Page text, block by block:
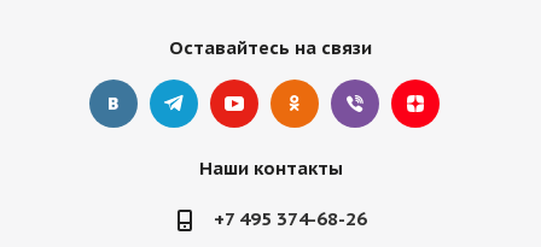
Оставайтесь на связи
Наши контакты
+7 495 374-68-26